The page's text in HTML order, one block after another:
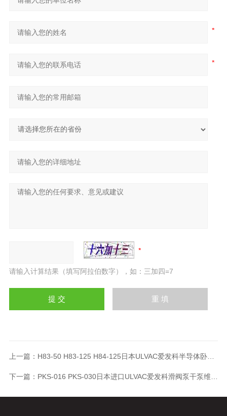
请输入计算结果（填写阿拉伯数字），如：三加四=7
上一篇： H83-50 H83-125 H84-125日本ULVAC爱发科半导体卧式热处理设备
下一篇： PKS-016 PKS-030日本进口ULVAC爱发科滑阀泵干泵维修PKS